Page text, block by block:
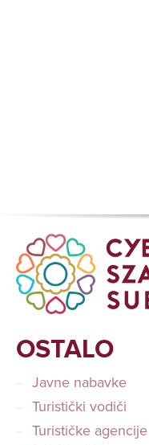
OSTALO
Javne nabavke
Turistički vodiči
Turističke agencije